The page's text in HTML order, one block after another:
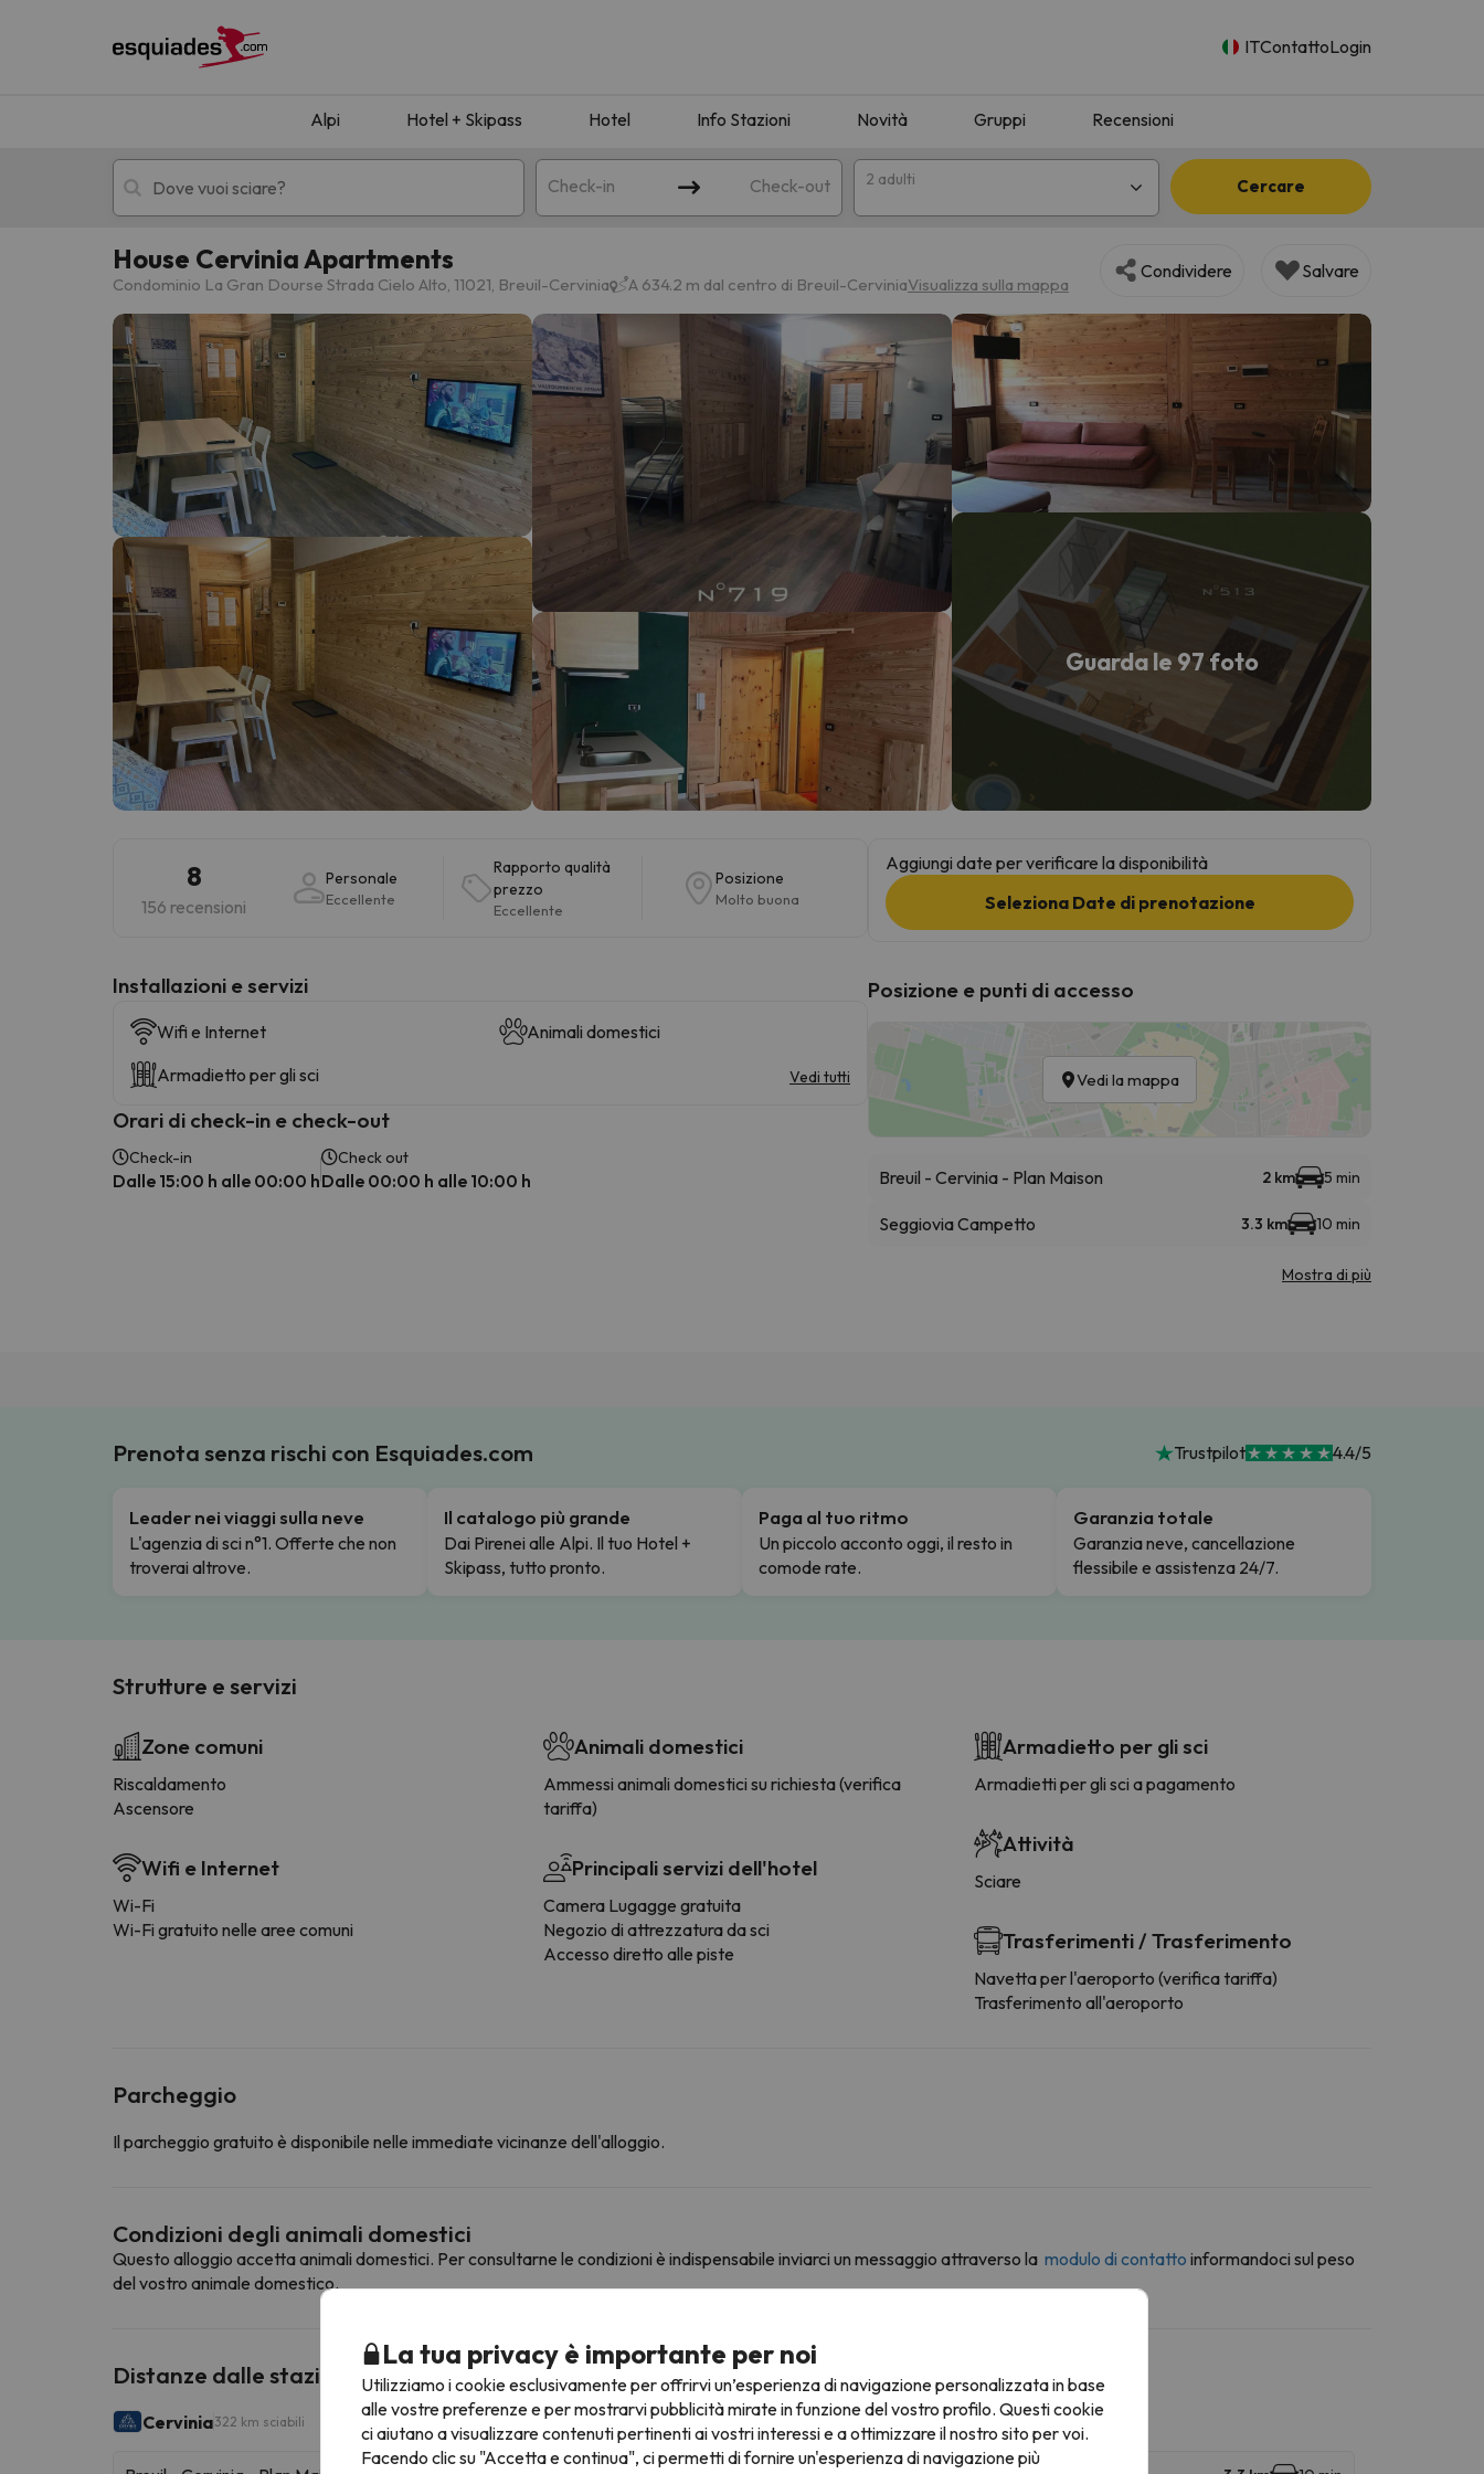
ITContattoLogin
Alpi Hotel + Skipass Hotel Info Stazioni Novità Gruppi Recensioni
Check-in Check-out 2 adulti Cercare
Hotel + skipass Hotel di montagna
Ops, non abbiamo trovato alcun risultato corrispondente alla sua ricerca. Provare a modificare la destinazione.
Sembra che il nostro ricercatore abbia perso la strada. Non appena troverà la bussola, tornerà.
House Cervinia Apartments
Condominio La Gran Dourse Strada Cielo Alto, 11021, Breuil-Cervinia A 634.2 m dal centro di Breuil-CerviniaVisualizza sulla mappa
Condividere Salvare
Guarda le 97 foto
8
156 recensioni
Personale
Eccellente
Rapporto qualità
prezzo
Eccellente
Posizione
Molto buona
Installazioni e servizi
Wifi e Internet
Animali domestici
Armadietto per gli sci
Vedi tutti
Orari di check-in e check-out
Check-in
Dalle 15:00 h alle 00:00 h
Check out
Dalle 00:00 h alle 10:00 h
Aggiungi date per verificare la disponibilità
Seleziona Date di prenotazione
Posizione e punti di accesso
Vedi la mappa
Breuil - Cervinia - Plan Maison 2 km 5 min
Seggiovia Campetto 3.3 km 10 min
Mostra di più
Prenota senza rischi con Esquiades.com Trustpilot 4.4/5
Leader nei viaggi sulla neve
L'agenzia di sci n°1. Offerte che non
troverai altrove.
Il catalogo più grande
Dai Pirenei alle Alpi. Il tuo Hotel +
Skipass, tutto pronto.
Paga al tuo ritmo
Un piccolo acconto oggi, il resto in
comode rate.
Garanzia totale
Garanzia neve, cancellazione
flessibile e assistenza 24/7.
Strutture e servizi
Zone comuni
Riscaldamento
Ascensore
Wifi e Internet
Wi-Fi
Wi-Fi gratuito nelle aree comuni
Animali domestici
Ammessi animali domestici su richiesta (verifica
tariffa)
Principali servizi dell'hotel
Camera Lugagge gratuita
Negozio di attrezzatura da sci
Accesso diretto alle piste
Armadietto per gli sci
Armadietti per gli sci a pagamento
Attività
Sciare
Trasferimenti / Trasferimento
Navetta per l'aeroporto (verifica tariffa)
Trasferimento all'aeroporto
Parcheggio
Il parcheggio gratuito è disponibile nelle immediate vicinanze dell'alloggio.
Condizioni degli animali domestici
Questo alloggio accetta animali domestici. Per consultarne le condizioni è indispensabile inviarci un messaggio attraverso la modulo di contatto informandoci sul peso
del vostro animale domestico.
Distanze dalle stazioni sciistiche vicine
Cervinia322 km sciabili
La tua privacy è importante per noi
Utilizziamo i cookie esclusivamente per offrirvi un’esperienza di navigazione personalizzata in base
alle vostre preferenze e per mostrarvi pubblicità mirate in funzione del vostro profilo. Questi cookie
ci aiutano a visualizzare contenuti pertinenti ai vostri interessi e a ottimizzare il nostro sito per voi.
Facendo clic su "Accetta e continua", ci permetti di fornire un'esperienza di navigazione più